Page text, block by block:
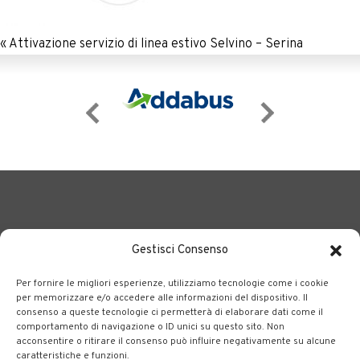
Gestisci Consenso
Per fornire le migliori esperienze, utilizziamo tecnologie come i cookie
per memorizzare e/o accedere alle informazioni del dispositivo. Il
consenso a queste tecnologie ci permetterà di elaborare dati come il
comportamento di navigazione o ID unici su questo sito. Non
acconsentire o ritirare il consenso può influire negativamente su alcune
caratteristiche e funzioni.
« Attivazione servizio di linea estivo Selvino – Serina
BERGAMO TRASPORTI portale delle tre società Consortili
dedite al trasporto pubblico locale su tutto il territorio
bergamasco.